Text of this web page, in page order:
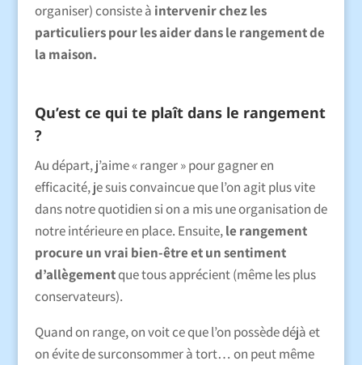
organiser) consiste à intervenir chez les
particuliers pour les aider dans le rangement de
la maison.
Qu’est ce qui te plaît dans le rangement
?
Au départ, j’aime « ranger » pour gagner en
efficacité, je suis convaincue que l’on agit plus vite
dans notre quotidien si on a mis une organisation de
notre intérieure en place. Ensuite,le rangement
procure un vrai bien-être et un sentiment
d’allègementque tous apprécient (même les plus
conservateurs).
Quand on range, on voit ce que l’on possède déjà et
on évite de surconsommer à tort… on peut même